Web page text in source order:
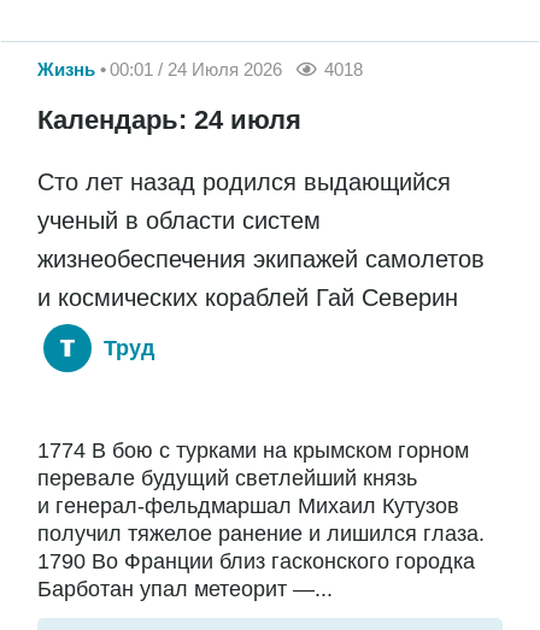
Жизнь 00:01 / 24 Июля 2026 4018
Календарь: 24 июля
Сто лет назад родился выдающийся
ученый в области систем
жизнеобеспечения экипажей самолетов
и космических кораблей Гай Северин
Труд
1774 В бою с турками на крымском горном
перевале будущий светлейший князь
и генерал-фельдмаршал Михаил Кутузов
получил тяжелое ранение и лишился глаза.
1790 Во Франции близ гасконского городка
Барботан упал метеорит —...